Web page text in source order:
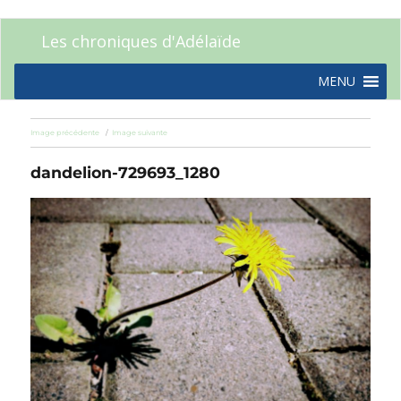
Les chroniques d'Adélaïde
MENU
Image précédente Image suivante
dandelion-729693_1280